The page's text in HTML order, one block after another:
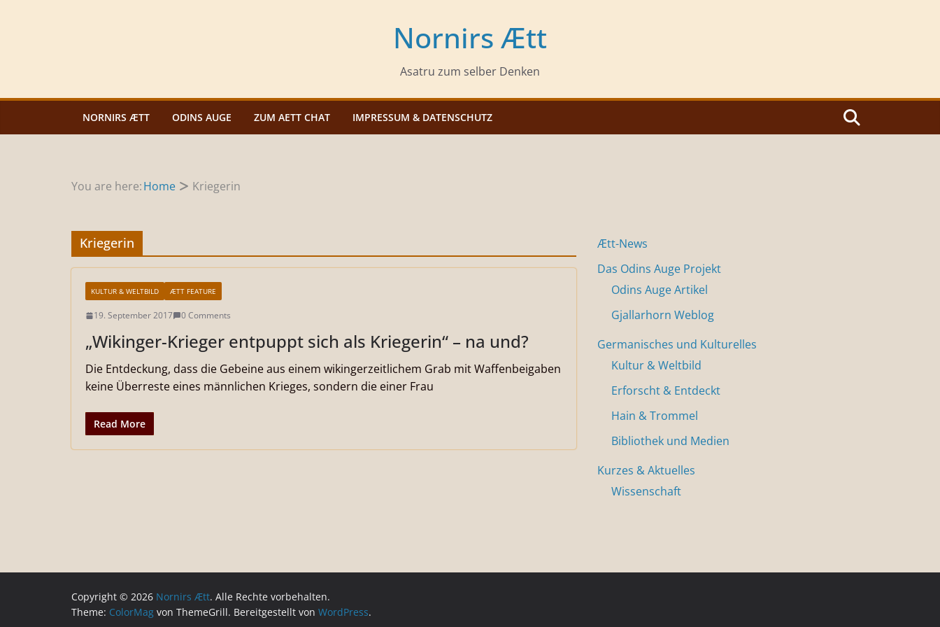
Nornirs Ætt
Asatru zum selber Denken
NORNIRS ÆTT ODINS AUGE ZUM AETT CHAT IMPRESSUM & DATENSCHUTZ
You are here:Home Kriegerin
Kriegerin
KULTUR & WELTBILD ÆTT FEATURE
19. September 2017 0 Comments
„Wikinger-Krieger entpuppt sich als Kriegerin“ – na und?
Die Entdeckung, dass die Gebeine aus einem wikingerzeitlichem Grab mit Waffenbeigaben
keine Überreste eines männlichen Krieges, sondern die einer Frau
Read More
Ætt-News
Das Odins Auge Projekt
Odins Auge Artikel
Gjallarhorn Weblog
Germanisches und Kulturelles
Kultur & Weltbild
Erforscht & Entdeckt
Hain & Trommel
Bibliothek und Medien
Kurzes & Aktuelles
Wissenschaft
Copyright © 2026 Nornirs Ætt. Alle Rechte vorbehalten.
Theme: ColorMag von ThemeGrill. Bereitgestellt von WordPress.